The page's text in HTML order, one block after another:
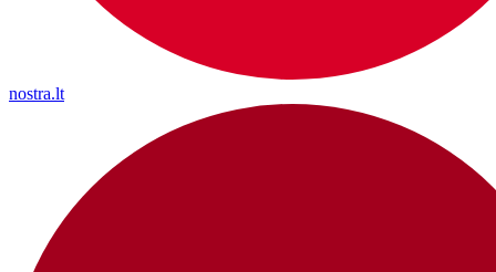
nostra.lt